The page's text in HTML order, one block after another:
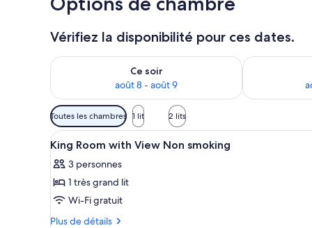
Vérifiez la disponibilité pour ces dates.
Ce soir
août 8 - août 9
Vérifier la disponibilité pour ce soir août 8 - août 9
Vérifier la
Filtres
disponibles
pour
chambres
Toutes les chambres 1 lit 2 lits
Afficher
toutes
les
photos
pour
ce
Literie de qualité supérieure,
7
King Room with View Non smoking
3 personnes
1 très grand lit
Wi-Fi gratuit
Plus de détails
Plus